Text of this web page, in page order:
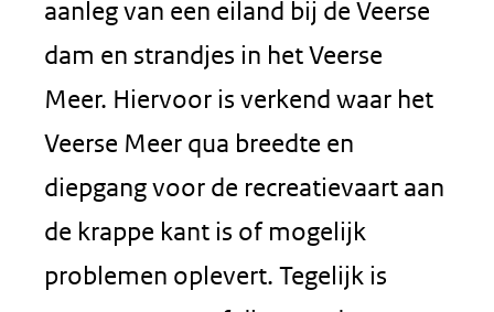
aanleg van een eiland bij de Veerse
dam en strandjes in het Veerse
Meer. Hiervoor is verkend waar het
Veerse Meer qua breedte en
diepgang voor de recreatievaart aan
de krappe kant is of mogelijk
problemen oplevert. Tegelijk is